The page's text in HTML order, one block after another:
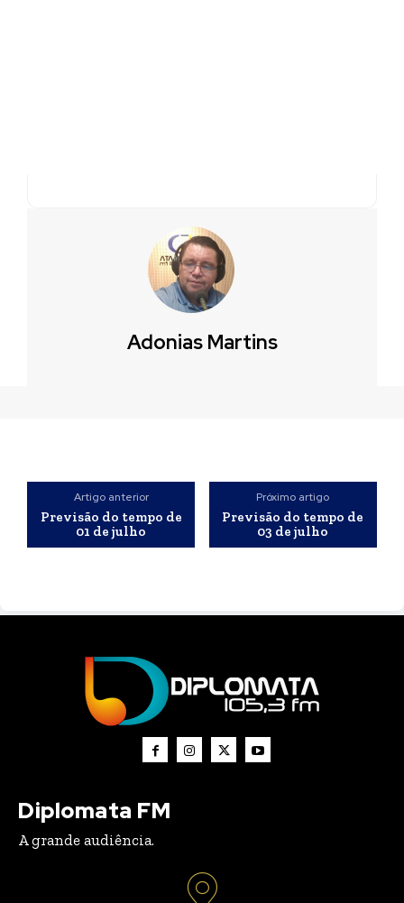
Adonias Martins
Artigo anterior
Previsão do tempo de
01 de julho
Próximo artigo
Previsão do tempo de
03 de julho
Diplomata FM
A grande audiência.